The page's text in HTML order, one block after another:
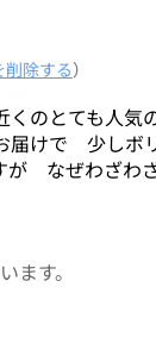
除する）
のとても人気
届けで 少し
が なぜわざわ
ます。